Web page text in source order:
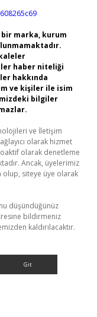
marka, kurum
haber niteliği
hakkında
ve kişiler ile isim
bilgiler
ve İletişim
olarak hizmet
olarak denetleme
Ancak, üyelerimiz
olup, siteye üye olarak
düşündüğünüz
bildirmeniz
kaldırılacaktır.